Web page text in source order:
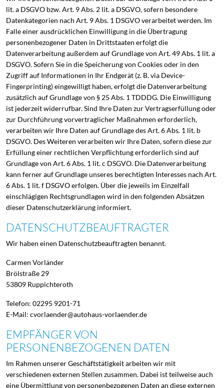
lit. a DSGVO bzw. Art. 9 Abs. 2 lit. a DSGVO, sofern besondere
Datenkategorien nach Art. 9 Abs. 1 DSGVO verarbeitet werden. Im
Falle einer ausdrücklichen Einwilligung in die Übertragung
personenbezogener Daten in Drittstaaten erfolgt die
Datenverarbeitung außerdem auf Grundlage von Art. 49 Abs. 1 lit. a
DSGVO. Sofern Sie in die Speicherung von Cookies oder in den
Zugriff auf Informationen in Ihr Endgerät (z. B. via Device-
Fingerprinting) eingewilligt haben, erfolgt die Datenverarbeitung
zusätzlich auf Grundlage von § 25 Abs. 1 TDDDG. Die Einwilligung
ist jederzeit widerrufbar. Sind Ihre Daten zur Vertragserfüllung oder
zur Durchführung vorvertraglicher Maßnahmen erforderlich,
verarbeiten wir Ihre Daten auf Grundlage des Art. 6 Abs. 1 lit. b
DSGVO. Des Weiteren verarbeiten wir Ihre Daten, sofern diese zur
Erfüllung einer rechtlichen Verpflichtung erforderlich sind auf
Grundlage von Art. 6 Abs. 1 lit. c DSGVO. Die Datenverarbeitung
kann ferner auf Grundlage unseres berechtigten Interesses nach Art.
6 Abs. 1 lit. f DSGVO erfolgen. Über die jeweils im Einzelfall
einschlägigen Rechtsgrundlagen wird in den folgenden Absätzen
dieser Datenschutzerklärung informiert.
DATENSCHUTZ­BEAUFTRAGTER
Wir haben einen Datenschutzbeauftragten benannt.
Carmen Vorländer
Brölstraße 29
53809 Ruppichteroth
Telefon: 02295 9201-71
E-Mail: cvorlaender@autohaus-vorlaender.de
EMPFÄNGER VON
PERSONENBEZOGENEN DATEN
Im Rahmen unserer Geschäftstätigkeit arbeiten wir mit
verschiedenen externen Stellen zusammen. Dabei ist teilweise auch
eine Übermittlung von personenbezogenen Daten an diese externen